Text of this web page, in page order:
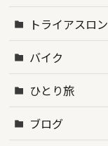
トライアスロン
バイク
ひとり旅
ブログ